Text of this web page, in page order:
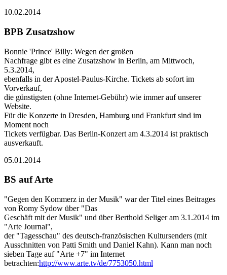
10.02.2014
BPB Zusatzshow
Bonnie 'Prince' Billy: Wegen der großen
Nachfrage gibt es eine Zusatzshow in Berlin, am Mittwoch,
5.3.2014,
ebenfalls in der Apostel-Paulus-Kirche. Tickets ab sofort im
Vorverkauf,
die günstigsten (ohne Internet-Gebühr) wie immer auf unserer
Website.
Für die Konzerte in Dresden, Hamburg und Frankfurt sind im
Moment noch
Tickets verfügbar. Das Berlin-Konzert am 4.3.2014 ist praktisch
ausverkauft.
05.01.2014
BS auf Arte
"Gegen den Kommerz in der Musik" war der Titel eines Beitrages
von Romy Sydow über "Das
Geschäft mit der Musik" und über Berthold Seliger am 3.1.2014 im
"Arte Journal",
der "Tagesschau" des deutsch-französischen Kultursenders (mit
Ausschnitten von Patti Smith und Daniel Kahn). Kann man noch
sieben Tage auf "Arte +7" im Internet
betrachten:http://www.arte.tv/de/7753050.html